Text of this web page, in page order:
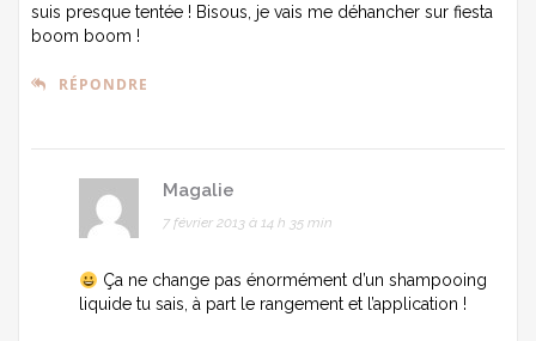
suis presque tentée ! Bisous, je vais me déhancher sur fiesta
boom boom !
RÉPONDRE
Magalie
7 février 2013 à 14 h 35 min
Ça ne change pas énormément d’un shampooing
liquide tu sais, à part le rangement et l’application !